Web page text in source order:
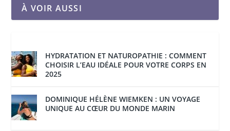
À VOIR AUSSI
HYDRATATION ET NATUROPATHIE : COMMENT
CHOISIR L’EAU IDÉALE POUR VOTRE CORPS EN
2025
DOMINIQUE HÉLÈNE WIEMKEN : UN VOYAGE
UNIQUE AU CŒUR DU MONDE MARIN